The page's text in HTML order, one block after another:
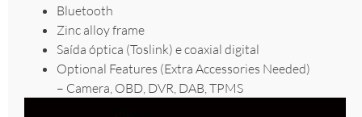
Bluetooth
Zinc alloy frame
Saída óptica (Toslink) e coaxial digital
Optional Features (Extra Accessories Needed)
– Camera, OBD, DVR, DAB, TPMS